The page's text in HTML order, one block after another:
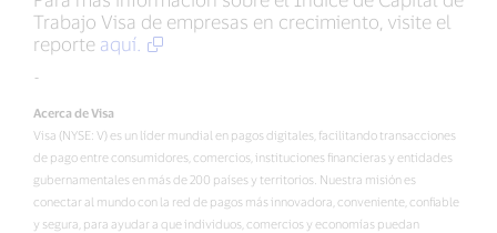
Trabajo Visa de empresas en crecimiento, visite el
reporte aquí.
-
Acerca de Visa
Visa (NYSE: V) es un líder mundial en pagos digitales, facilitando transacciones
de pago entre consumidores, comercios, instituciones financieras y entidades
gubernamentales en más de 200 países y territorios. Nuestra misión es
conectar al mundo con la red de pagos más innovadora, conveniente, confiable
y segura, para ayudar a que individuos, comercios y economías puedan